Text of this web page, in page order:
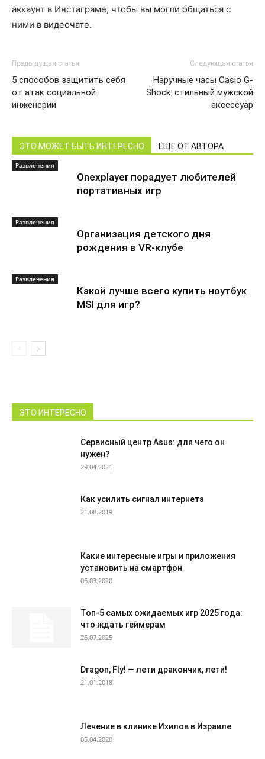
аккаунт в Инстаграме, чтобы вы могли общаться с
ними в видеочате.
Предыдущая статья
5 способов защитить себя
от атак социальной
инженерии
Следующая статья
Наручные часы Casio G-
Shock: стильный мужской
аксессуар
ЭТО МОЖЕТ БЫТЬ ИНТЕРЕСНО ЕЩЕ ОТ АВТОРА
Развлечения
Onexplayer порадует любителей
портативных игр
Развлечения
Организация детского дня
рождения в VR-клубе
Развлечения
Какой лучше всего купить ноутбук
MSI для игр?
ЭТО ИНТЕРЕСНО
Сервисный центр Asus: для чего он
нужен?
29.04.2021
Как усилить сигнал интернета
21.08.2019
Какие интересные игры и приложения
установить на смартфон
06.03.2020
Топ-5 самых ожидаемых игр 2025 года:
что ждать геймерам
26.07.2025
Dragon, Fly! — лети дракончик, лети!
21.01.2018
Лечение в клинике Ихилов в Израиле
05.04.2020